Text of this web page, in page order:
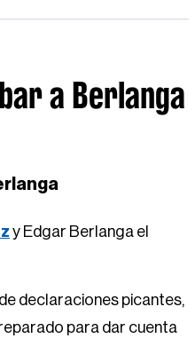
a Berlanga
y Edgar Berlanga el
declaraciones picantes,
para dar cuenta